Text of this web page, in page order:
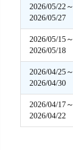
2026/05/22～
2026/05/27
2026/05/15～
2026/05/18
2026/04/25～
2026/04/30
2026/04/17～
2026/04/22